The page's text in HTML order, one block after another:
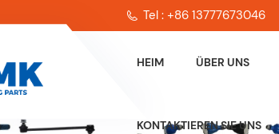
Tel : +86 13777673046
HEIM ÜBER UNS
KONTAKTIEREN SIE UNS